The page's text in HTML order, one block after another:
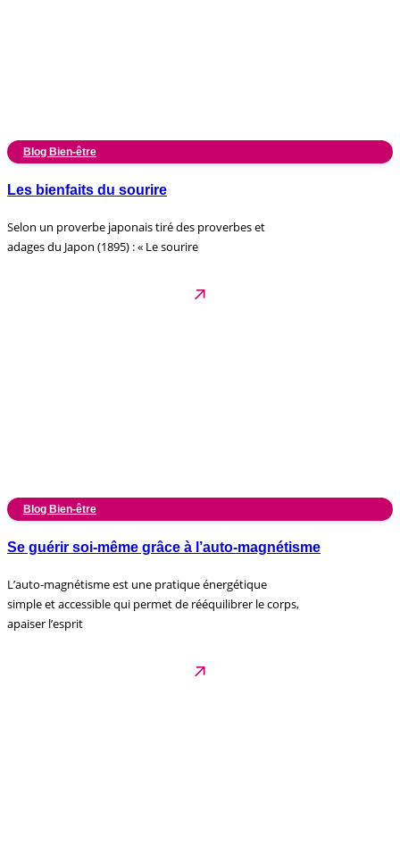
Blog Bien-être
Les bienfaits du sourire
Selon un proverbe japonais tiré des proverbes et
adages du Japon (1895) : « Le sourire
Blog Bien-être
Se guérir soi-même grâce à l’auto-magnétisme
L’auto-magnétisme est une pratique énergétique
simple et accessible qui permet de rééquilibrer le corps,
apaiser l’esprit